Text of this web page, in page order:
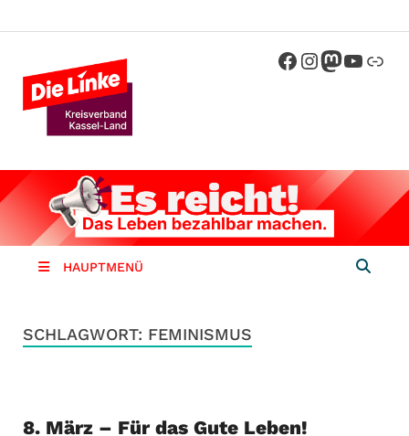
Land
HAUPTMENÜ
SCHLAGWORT: FEMINISMUS
8. März – Für das Gute Leben!